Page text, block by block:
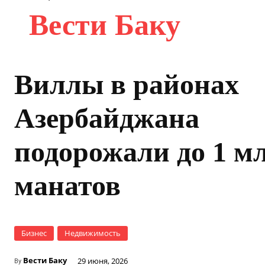
Вести Баку
Виллы в районах
Азербайджана
подорожали до 1
манатов
Бизнес Недвижимость
By Вести Баку 29 июня, 2026